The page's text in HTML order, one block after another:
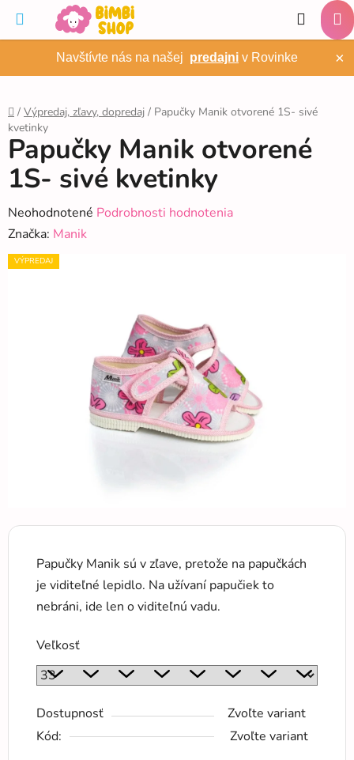
obsah
Navštívte nás na našej predajni v Rovinke ×
Hľadať
Domov
/ Výpredaj, zľavy, dopredaj / Papučky Manik otvorené 1S- sivé
kvetinky
Papučky Manik sú v zľave, pretože na papučkách
je viditeľné lepidlo. Na užívaní papučiek to
nebráni, ide len o viditeľnú vadu.
Veľkosť
Dostupnosť
Zvoľte variant
Kód:
Zvoľte variant
Papučky Manik otvorené
1S- sivé kvetinky
Priemerné
hodnotenie
produktu
Neohodnotené Podrobnosti hodnotenia
Značka: Manik
VÝPREDAJ